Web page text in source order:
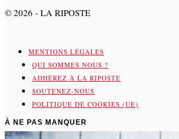
© 2026 - LA RIPOSTE
MENTIONS LÉGALES
QUI SOMMES NOUS ?
ADHÉREZ À LA RIPOSTE
SOUTENEZ-NOUS
POLITIQUE DE COOKIES (UE)
À NE PAS MANQUER